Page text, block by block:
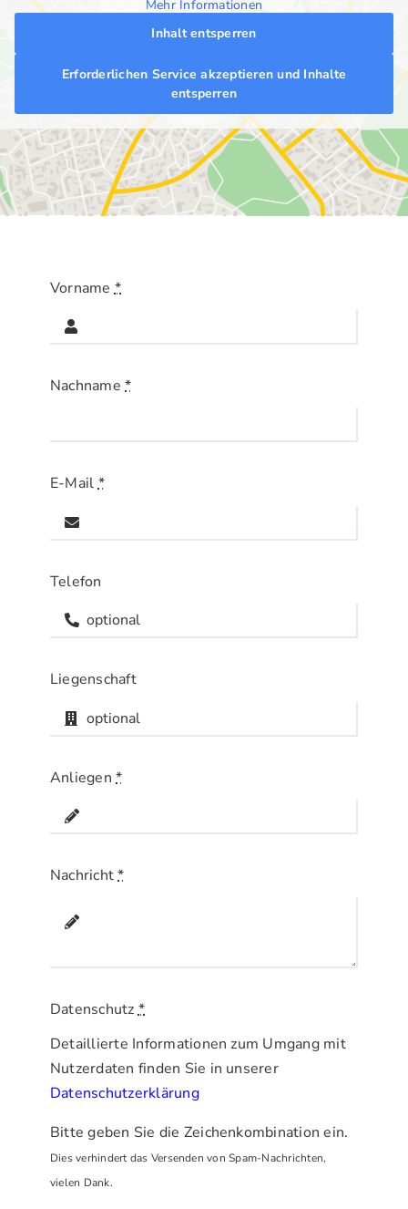
Mehr Informationen
Inhalt entsperren
Erforderlichen Service akzeptieren und Inhalte
entsperren
Vorname*
Nachname*
E-Mail*
Telefon
Liegenschaft
Anliegen*
Nachricht*
Datenschutz*
Detaillierte Informationen zum Umgang mit
Nutzerdaten finden Sie in unserer
Datenschutzerklärung
Bitte geben Sie die Zeichenkombination ein.
Dies verhindert das Versenden von Spam-Nachrichten,
vielen Dank.